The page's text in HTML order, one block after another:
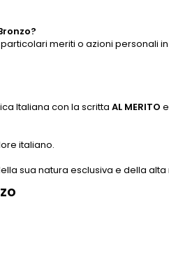
meriti o azioni personali
Italiana con la scritta AL MERITO
italiano.
sua natura esclusiva e della alta